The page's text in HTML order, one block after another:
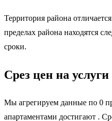
Территория района
пределах района находятся
сроки.
Срез цен на
Мы агрегируем данные по 0
апартаментами достигают .